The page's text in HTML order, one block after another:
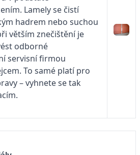
Lamely se čistí
hadrem nebo suchou
větším znečištění je
odborné
servisní firmou
To samé platí pro
– vyhnete se tak